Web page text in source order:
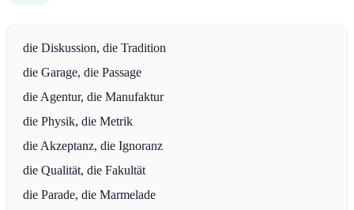
die Diskussion, die Tradition
die Garage, die Passage
die Agentur, die Manufaktur
die Physik, die Metrik
die Akzeptanz, die Ignoranz
die Qualität, die Fakultät
die Parade, die Marmelade